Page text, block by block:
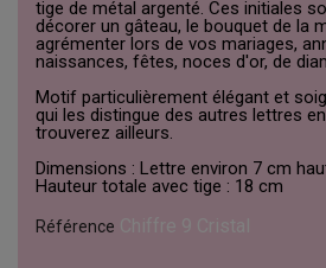
tige de métal argenté. Ces initiales
décorer un gâteau, le bouquet de la
agrémenter lors de vos mariages,
naissances, fêtes, noces d'or, de
Motif particulièrement élégant et
qui les distingue des autres lettres
trouverez ailleurs.
Dimensions : Lettre environ 7 cm
Hauteur totale avec tige : 18 cm
Référence